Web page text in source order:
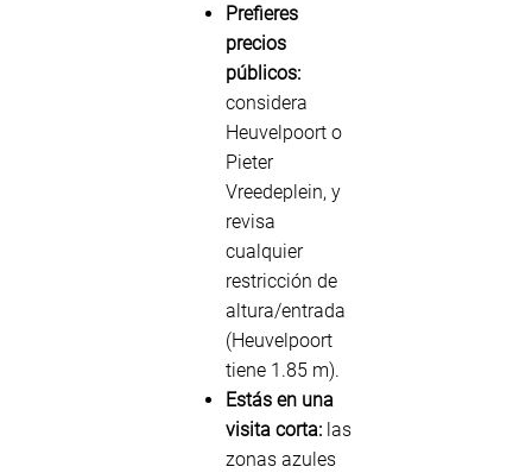
Prefieres
precios
públicos:
considera
Heuvelpoort o
Pieter
Vreedeplein, y
revisa
cualquier
restricción de
altura/entrada
(Heuvelpoort
tiene 1.85 m).
Estás en una
visita corta: las
zonas azules